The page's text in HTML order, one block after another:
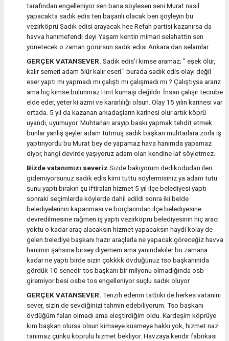
tarafından engelleniyor sen bana söylesen seni Murat nasıl
yapacakta sadık edis ten başarılı olacak ben şöyleyin bu
vezirköprü Sadık edisi arayacak hee Refah partisi kazanırsa da
havva hanımefendi deyi Yaşam kentin mimari selahattin sen
yönetecek o zaman görürsun sadık edisi Ankara dan selamlar
GERÇEK VATANSEVER. Sadık edis'i kimse aramaz; " eşek ölür,
kalır semeri adam ölür kalır eseri." burada sadık edis olayı değil
eser yaptı mı yapmadı mı çalıştı mı çalışmadı mı ? Çalıştıysa ararız
ama hiç kimse bulunmaz Hint kumaşı değildir. İnsan çalışır tecrübe
elde eder, yeter ki azmi ve kararlılığı olsun. Olay 15 yılın karinesi var
ortada. 5 yıl da kazanan arkadaşların karinesi olur artık köprü
uyandı, uyumuyor. Muhtarları arayıp baskı yapmak tehdit etmek
bunlar yanlış şeyler adam tutmuş sadık başkan muhtarlara zorla iş
yaptırıyordu bu Murat bey de yapamaz hava hanımda yapamaz
diyor, hangi devirde yaşıyoruz adam olan kendine laf söyletmez.
Bizde vatanımızı severiz Sizde bakıyorum dedikodudan ileri
gidemiyorsunuz sadık edis kimi tuttu söylermisiniz ya adam tutu
şunu yaptı bırakın şu iftiraları hizmet 5 yıl ilçe belediyesi yaptı
sonraki seçimlerde köylerde dahil edildi sonra iki belde
belediyelerinin kapanması ve borçlarından ilçe belediyesine
devredilmesine rağmen iş yaptı vezirköpru belediyesinin hiç aracı
yoktu o kadar araç alacaksın hizmet yapacaksın haydi kolay de
gelen belediye başkanı hazır araçlarla ne yapacak göreceğiz havva
hanımın şahsına birsey diyemem ama yanındakiler bu zamana
kadar ne yaptı birde sizin çokkkk övdüğünuz tso başkanınida
gördük 10 senedir tos başkanı bir milyonu olmadığında osb
giremiyor besi osbe tos engelleniyor suçlu sadık oluyor
GERÇEK VATANSEVER. Tenzih ederim tatbiki de herkes vatanını
sever, sizin de sevdiğinizi tahmin edebiliyorum. Tso başkanı
övdüğüm falan olmadı ama eleştirdiğim oldu. Kardeşim köprüye
kim başkan olursa olsun kimseye küsmeye hakkı yok, hizmet naz
tanımaz çünkü köprülü hizmet bekliyor. Havzaya kendir fabrikası